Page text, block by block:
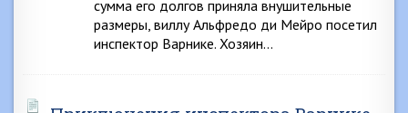
сумма его долгов приняла внушительные
размеры, виллу Альфредо ди Мейро посетил
инспектор Варнике. Хозяин…